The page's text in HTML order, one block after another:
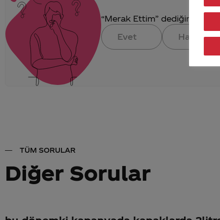
“Merak Ettim” dediğin
Evet
Hayır
TÜM SORULAR
Diğer Sorular